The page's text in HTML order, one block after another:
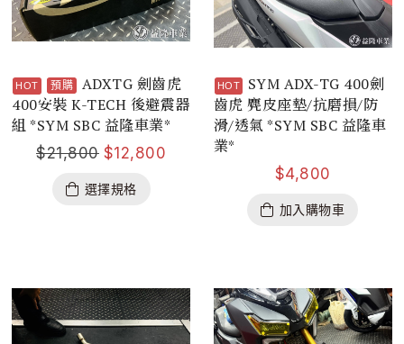
預購
ADXTG 劍齒虎
400安裝 K-TECH 後避震器
組 *SYM SBC 益隆車業*
$21,800 $12,800
選擇規格
SYM ADX-TG 400劍
齒虎 麂皮座墊/抗磨損/防
滑/透氣 *SYM SBC 益隆車
業*
$4,800
加入購物車